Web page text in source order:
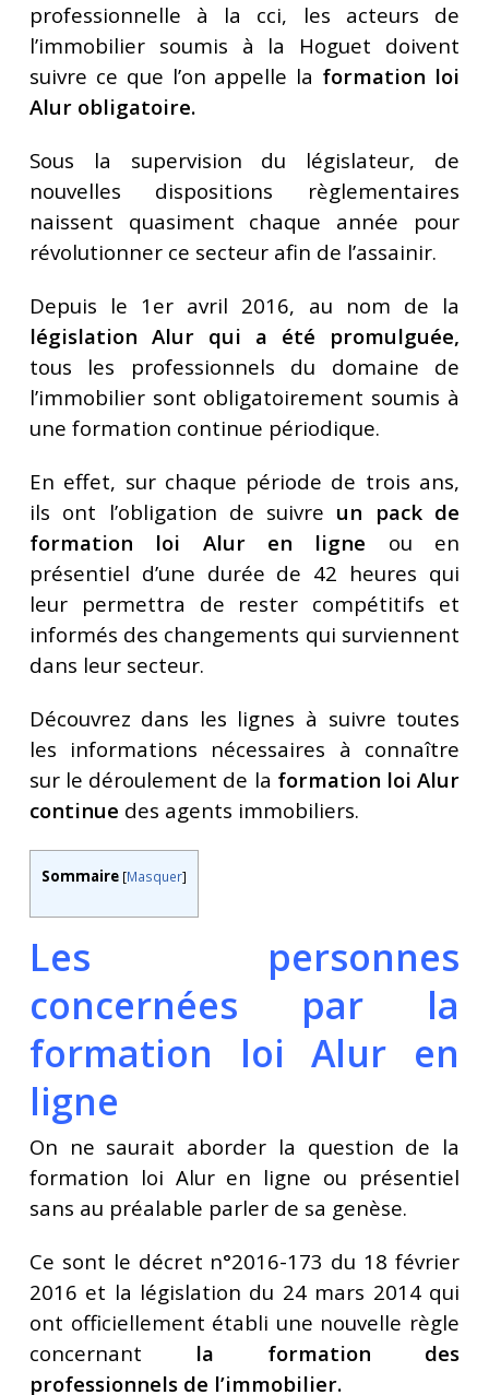
professionnelle à la cci, les acteurs de
l’immobilier soumis à la Hoguet doivent
suivre ce que l’on appelle la formation loi
Alur obligatoire.
Sous la supervision du législateur, de
nouvelles dispositions règlementaires
naissent quasiment chaque année pour
révolutionner ce secteur afin de l’assainir.
Depuis le 1er avril 2016, au nom de la
législation Alur qui a été promulguée,
tous les professionnels du domaine de
l’immobilier sont obligatoirement soumis à
une formation continue périodique.
En effet, sur chaque période de trois ans,
ils ont l’obligation de suivre un pack de
formation loi Alur en ligne ou en
présentiel d’une durée de 42 heures qui
leur permettra de rester compétitifs et
informés des changements qui surviennent
dans leur secteur.
Découvrez dans les lignes à suivre toutes
les informations nécessaires à connaître
sur le déroulement de la formation loi Alur
continue des agents immobiliers.
Sommaire [Masquer]
Les personnes
concernées par la
formation loi Alur en
ligne
On ne saurait aborder la question de la
formation loi Alur en ligne ou présentiel
sans au préalable parler de sa genèse.
Ce sont le décret n°2016-173 du 18 février
2016 et la législation du 24 mars 2014 qui
ont officiellement établi une nouvelle règle
concernant la formation des
professionnels de l’immobilier.